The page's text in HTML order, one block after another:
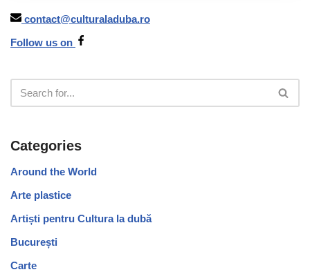
contact@culturaladuba.ro
Follow us on
Categories
Around the World
Arte plastice
Artiști pentru Cultura la dubă
București
Carte